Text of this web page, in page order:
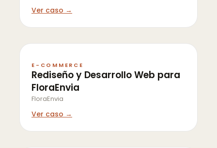
Ver caso →
E-COMMERCE
Rediseño y Desarrollo Web para
FloraEnvia
FloraEnvia
Ver caso →